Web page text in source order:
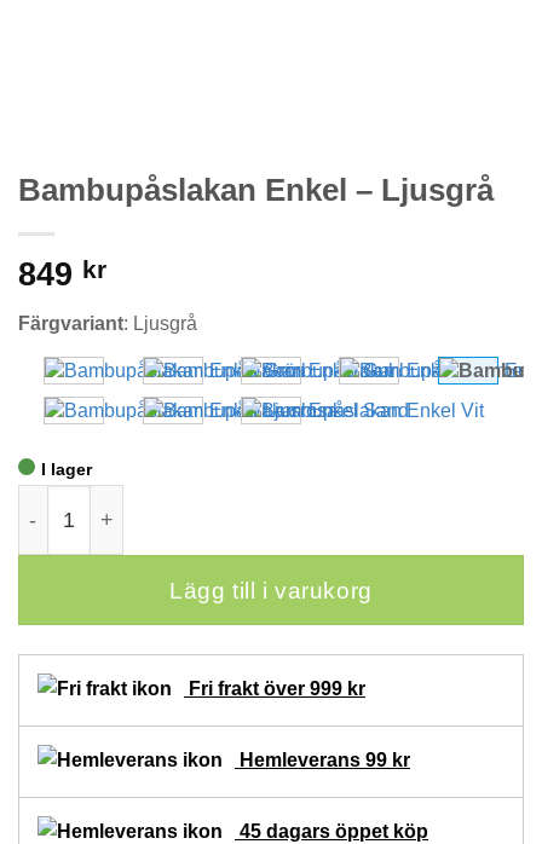
Bambupåslakan Enkel – Ljusgrå
849 kr
Färgvariant: Ljusgrå
I lager
Lägg till i varukorg
Fri frakt över 999 kr
Hemleverans 99 kr
45 dagars öppet köp